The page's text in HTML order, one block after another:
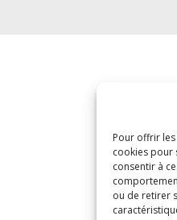
Pour offrir
cookies pour
consentir à
ou de retirer